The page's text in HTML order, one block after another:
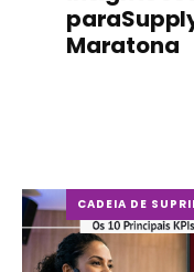
Maratona
CADEIA DE